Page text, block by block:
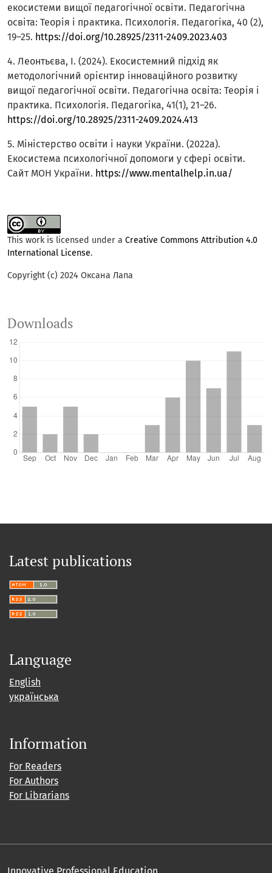
екосистеми вищої педагогічної освіти. Педагогічна
освіта: Теорія і практика. Психологія. Педагогіка, 40 (2),
19–25. https://doi.org/10.28925/2311-2409.2023.403
4. Леонтьєва, І. (2024). Екосистемний підхід як
методологічний орієнтир інноваційного розвитку
вищої педагогічної освіти. Педагогічна освіта: Теорія і
практика. Психологія. Педагогіка, 41(1), 21–26.
https://doi.org/10.28925/2311-2409.2024.413
5. Міністерство освіти і науки України. (2022a).
Екосистема психологічної допомоги у сфері освіти.
Сайт МОН України. https://www.mentalhelp.in.ua/
This work is licensed under a Creative Commons Attribution 4.0
International License.
Copyright (c) 2024 Оксана Лапа
Downloads
Latest publications
Language
English
українська
Information
For Readers
For Authors
For Librarians